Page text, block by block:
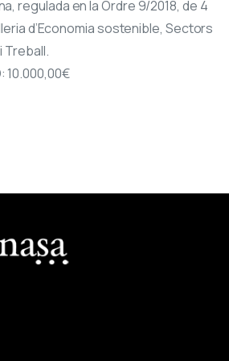
regulada en la Ordre 9/2018, de 4
d’Economia sostenible, Sectors
Treball.
10.000,00€